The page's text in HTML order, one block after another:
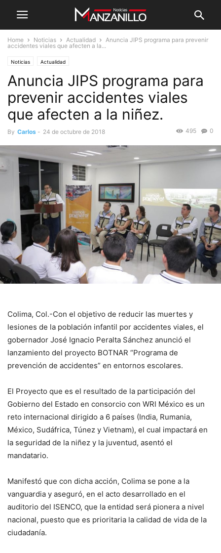
Home Noticias Actualidad
Anuncia JIPS programa para prevenir
accidentes viales que afecten a la...
Noticias Actualidad
Anuncia JIPS programa para
prevenir accidentes viales
que afecten a la niñez.
By Carlos - 24 de octubre de 2018 0
495
Colima, Col.-Con el objetivo de reducir las muertes y
lesiones de la población infantil por accidentes viales, el
gobernador José Ignacio Peralta Sánchez anunció el
lanzamiento del proyecto BOTNAR “Programa de
prevención de accidentes” en entornos escolares.
El Proyecto que es el resultado de la participación del
Gobierno del Estado en consorcio con WRI México es un
reto internacional dirigido a 6 países (India, Rumania,
México, Sudáfrica, Túnez y Vietnam), el cual impactará en
la seguridad de la niñez y la juventud, asentó el
mandatario.
Manifestó que con dicha acción, Colima se pone a la
vanguardia y aseguró, en el acto desarrollado en el
auditorio del ISENCO, que la entidad será pionera a nivel
nacional, puesto que es prioritaria la calidad de vida de la
ciudadanía.